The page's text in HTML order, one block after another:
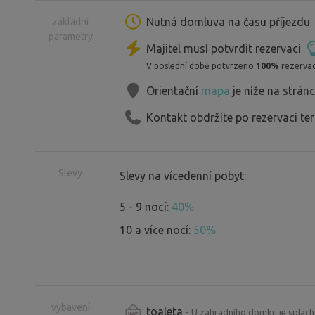
filmu nebo na uvaření kávy. Na vaření
základní k vytvoření jednoduchých
znovu i amerikana "Barfúd". Talíře,
na plynu jsou ve vybavení.
Gauč v přízemí rozložením změníte
ložničkou až se 4 matracemi s
ohrazení.
základní
parametry
Nutná domluva na času příjezdu
Majitel musí potvrdit rezervaci
V poslední době potvrzeno 100%
Orientační mapa je níže na
Kontakt obdržíte po rezervaci
Slevy Slevy na vícedenní pobyt:
5 - 9 nocí: 40%
10 a více nocí: 50%
vybavení toaleta - U zahradního domku je